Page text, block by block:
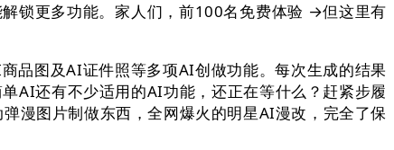
锁更多功能。家人们，前100名免费体验 →但这里有
图及AI证件照等多项AI创做功能。每次生成的结果
AI还有不少适用的AI功能，还正在等什么？赶紧步履
漫图片制做东西，全网爆火的明星AI漫改，完全了保